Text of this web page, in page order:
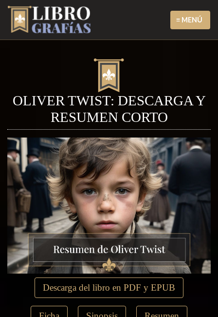
≡ MENÚ
OLIVER TWIST: DESCARGA Y
RESUMEN CORTO
Descarga del libro en PDF y EPUB